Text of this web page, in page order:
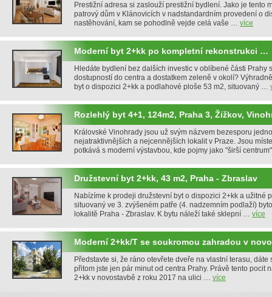
Prestižní adresa si zaslouží prestižní bydlení. Jako je tento
patrový dům v Klánovicích v nadstandardním provedení o
nastěhování, kam se pohodlně vejde celá vaše … více
Moderní byt 2+kk po kompletní rekonstrukci …
Hledáte bydlení bez dalších investic v oblíbené části Prahy
dostupností do centra a dostatkem zeleně v okolí?
byt o dispozici 2+kk a podlahové ploše 53 m2, situovaný …
Rozlehlý byt 4+1, 124m2, Praha 3, Žižkov,
Královské Vinohrady jsou už svým názvem bezesporu
nejatraktivnějších a nejcennějších lokalit v Praze. Jsou
potkává s moderní výstavbou, kde pojmy jako "širší
Družstevní byt 2+kk, 43 m2, Praha - Zbraslav
Nabízíme k prodeji družstevní byt o dispozici 2+kk a užitné
situovaný ve 3. zvýšeném patře (4. nadzemním podlaží)
lokalitě Praha - Zbraslav. K bytu náleží také sklepní … více
Moderní 2+kk/T se soukromou zahradou v
Představte si, že ráno otevřete dveře na vlastní terasu, dáte
přitom jste jen pár minut od centra Prahy. Právě tento pocit
2+kk v novostavbě z roku 2017 na ulici … více